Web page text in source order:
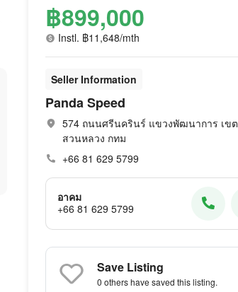
฿899,000
Instl. ฿11,648/mth
Seller Information
Panda Speed
574 ถนนศรีนครินร์ แขวงพัฒนาการ เขต
สวนหลวง กทม
+66 81 629 5799
อาคม
+66 81 629 5799
Save Listing
0 othershave saved this listing.